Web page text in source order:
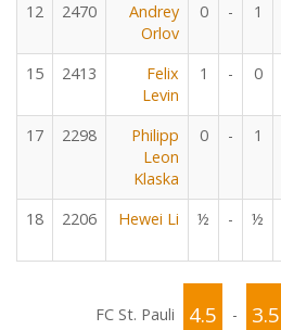
12 2470
Andrey
Orlov
0 - 1
15 2413
Felix
Levin
1 - 0
17 2298
Philipp
Leon
Klaska
0 - 1
18 2206 Hewei Li ½ - ½
FC St. Pauli 4.5 - 3.5